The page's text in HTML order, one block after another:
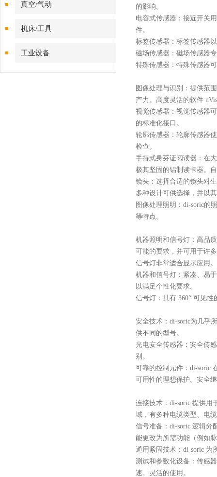
真空/气动
机床/工具
工业设备
的影响。
电容式传感器：接近开关
件。
标签传感器：标签传感器
磁场传感器：磁场传感器
特殊传感器：特殊传感器
图像处理与识别：提供范
产力。高度灵活的软件
视觉传感器：视觉传感器
的标准化接口。
轮廓传感器：轮廓传感器
检查。
手持式身芬证阅读器：在
极其坚固的铝制读卡器。
镜头：选择合适的镜头对
多种设计可供选择，并以
图像处理照明： di-soric的
等特点。
机器照明和信号灯：高品
可能的要求，并可用于许
信号灯非常适合显示应用。
机器和信号灯：紧凑、易
以满足个性化要求。
信号灯：具有 360° 可见
安全技术： di-soric为几乎
供不同的型号。
光电安全传感器：安全传
别。
可靠的控制元件： di-soric
可用性的理想保护。 安全
连接技术： di-soric 提供用
域，有多种电缆类型、电
信号准备： di-soric 逻辑分
能更改为所需功能（例如
通用紧固技术： di-soric 为
测试和参数化设备：传感
速、灵活的使用。